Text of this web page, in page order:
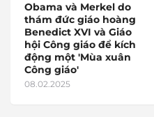
Obama và Merkel do
thám đức giáo hoàng
Benedict XVI và Giáo
hội Công giáo để kích
động một 'Mùa xuân
Công giáo'
08.02.2025